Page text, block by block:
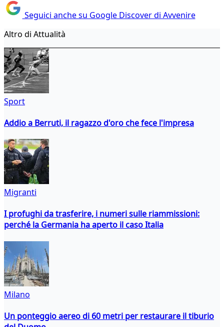
Seguici anche su Google Discover di Avvenire
Altro di Attualità
Sport
Addio a Berruti, il ragazzo d'oro che fece l'impresa
Migranti
I profughi da trasferire, i numeri sulle riammissioni:
perché la Germania ha aperto il caso Italia
Milano
Un ponteggio aereo di 60 metri per restaurare il tiburio